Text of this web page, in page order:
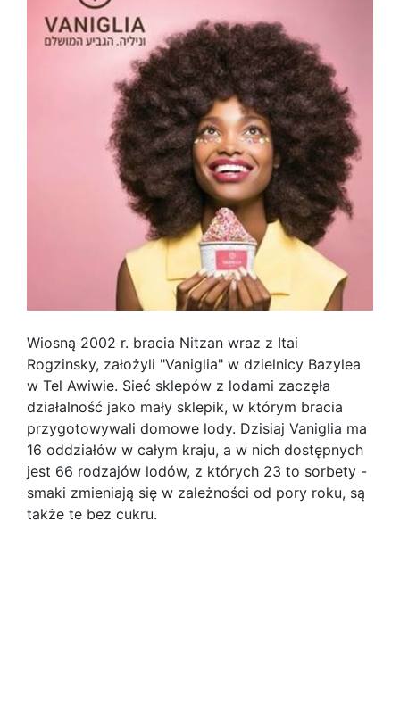
Wiosną 2002 r. bracia Nitzan wraz z Itai
Rogzinsky, założyli "Vaniglia" w dzielnicy Bazylea
w Tel Awiwie. Sieć sklepów z lodami zaczęła
działalność jako mały sklepik, w którym bracia
przygotowywali domowe lody. Dzisiaj Vaniglia ma
16 oddziałów w całym kraju, a w nich dostępnych
jest 66 rodzajów lodów, z których 23 to sorbety -
smaki zmieniają się w zależności od pory roku, są
także te bez cukru.